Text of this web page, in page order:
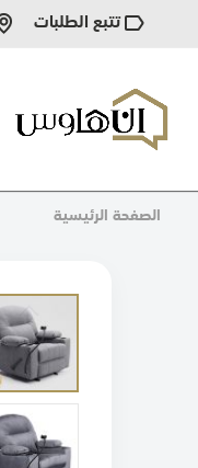
تتبع الطلبات
الصفحة الرئيسية
انتقل
إلى
النهاية
معرض
الصور